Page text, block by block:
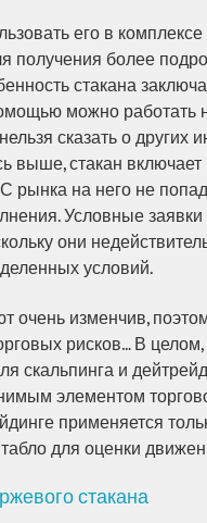
его в
получения более
стакана
можно работать
сказать о других
выше, стакан включает
рынка на него не
Условные
они
условий.
очень изменчив,
рисков… В
скальпинга и
элементом
применяется
для оценки
стакана